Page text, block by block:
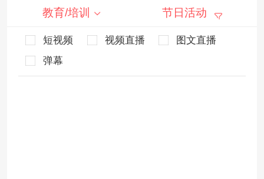
教育/培训 节日活动
短视频 视频直播
图文直播
弹幕